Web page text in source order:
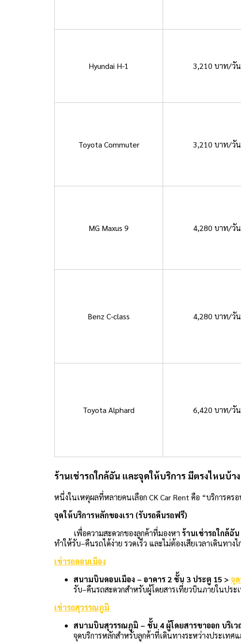
Hyundai H-1 3,210 บาท/วัน
Toyota Commuter 3,210 บาท/วัน
MG Maxus 9 4,280 บาท/วัน
Benz C-class 4,280 บาท/วัน
Toyota Alphard 6,420 บาท/วัน
ร้านเช่ารถใกล้ฉัน และจุดให้บริการ มีตรงไหนบ้า
หนึ่งในเหตุผลที่หลายคนเลือก CK Car Rent คือ “บริการ
จุดให้บริการหลักของเรา (รับรถคืนรถฟรี)
เพื่อความสะดวกของลูกค้าที่มองหา ร้านเช่ารถใกล้ฉัน
ทำให้รับ–คืนรถได้ง่าย รวดเร็ว และไม่ต้องเสียเวลาเดินทางไ
เช่ารถดอนเมือง
สนามบินดอนเมือง – อาคาร 2 ชั้น 3 ประตู 15 > จุ
รับ–คืนรถสะดวกสำหรับผู้โดยสารเที่ยวบินภายในประ
เช่ารถสุวรรณภูมิ
สนามบินสุวรรณภูมิ – ชั้น 4 ผู้โดยสารขาออก บริเ
จุดบริการหลักสำหรับลูกค้าที่เดินทางระหว่างประเทศ